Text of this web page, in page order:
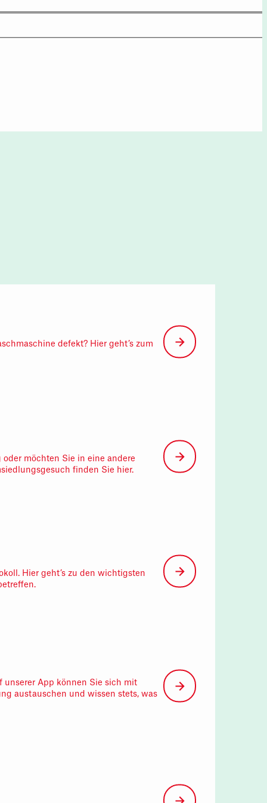
defekt? Hier geht’s zum
möchten Sie in eine andere
finden Sie hier.
Hier geht’s zu den wichtigsten
unserer App können Sie sich mit
austauschen und wissen stets, was